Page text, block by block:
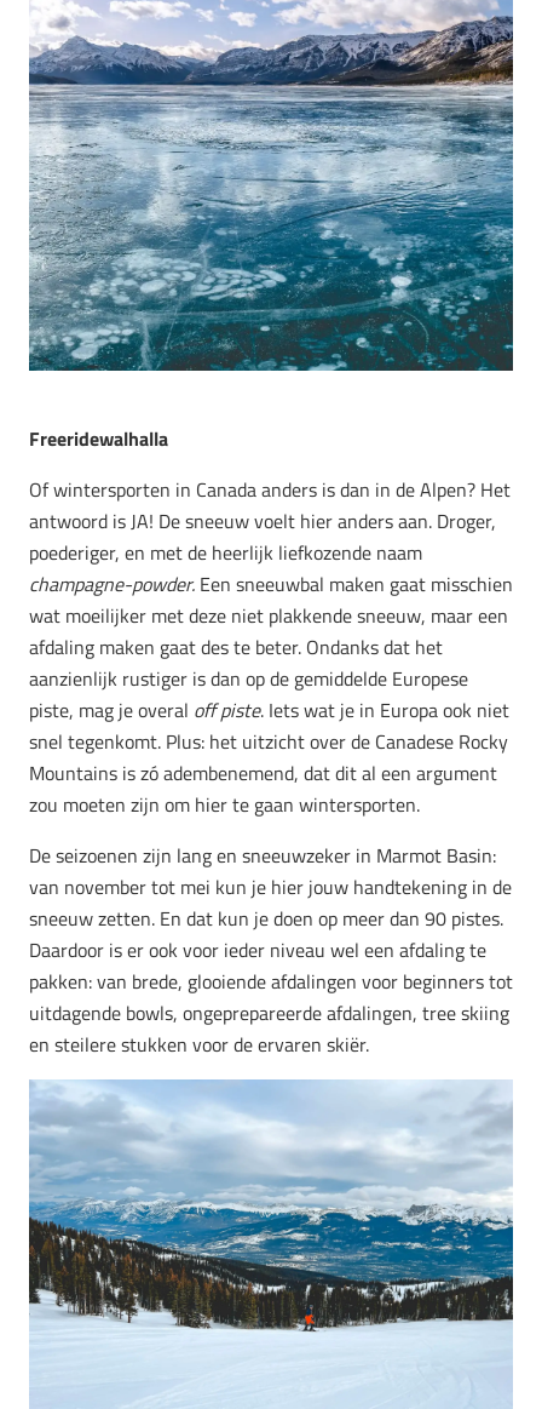
Freeridewalhalla
Of wintersporten in Canada anders is dan in de Alpen? Het
antwoord is JA! De sneeuw voelt hier anders aan. Droger,
poederiger, en met de heerlijk liefkozende naam
champagne-powder. Een sneeuwbal maken gaat misschien
wat moeilijker met deze niet plakkende sneeuw, maar een
afdaling maken gaat des te beter. Ondanks dat het
aanzienlijk rustiger is dan op de gemiddelde Europese
piste, mag je overal off piste. Iets wat je in Europa ook niet
snel tegenkomt. Plus: het uitzicht over de Canadese Rocky
Mountains is zó adembenemend, dat dit al een argument
zou moeten zijn om hier te gaan wintersporten.
De seizoenen zijn lang en sneeuwzeker in Marmot Basin:
van november tot mei kun je hier jouw handtekening in de
sneeuw zetten. En dat kun je doen op meer dan 90 pistes.
Daardoor is er ook voor ieder niveau wel een afdaling te
pakken: van brede, glooiende afdalingen voor beginners tot
uitdagende bowls, ongeprepareerde afdalingen, tree skiing
en steilere stukken voor de ervaren skiër.